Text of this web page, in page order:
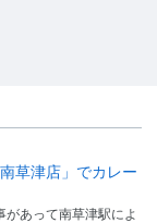
草津店」でカレー
があって南草津駅によ